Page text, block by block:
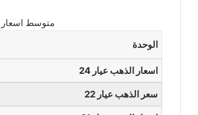
متوسط اسعار
الوحدة
اسعار الذهب عيار 24
سعر الذهب عيار 22